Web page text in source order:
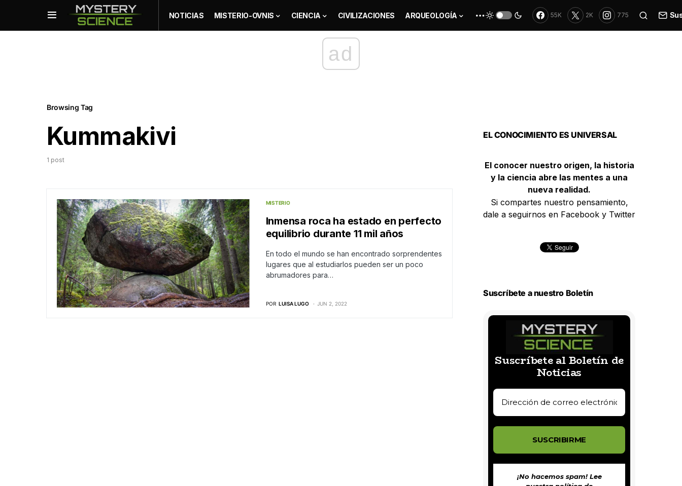
NOTICIAS MISTERIO-OVNIS CIENCIA CIVILIZACIONES ARQUEOLOGÍA 55K 2K 775
ad
Browsing Tag
Kummakivi
1 post
MISTERIO
Inmensa roca ha estado en perfecto
equilibrio durante 11 mil años
En todo el mundo se han encontrado sorprendentes
lugares que al estudiarlos pueden ser un poco
abrumadores para…
POR LUISA LUGO JUN 2, 2022
EL CONOCIMIENTO ES UNIVERSAL
El conocer nuestro origen, la historia
y la ciencia abre las mentes a una
nueva realidad.
Si compartes nuestro pensamiento,
dale a seguirnos en Facebook y Twitter
Suscríbete a nuestro Boletín
Suscríbete al Boletín de
Noticias
¡No hacemos spam! Lee